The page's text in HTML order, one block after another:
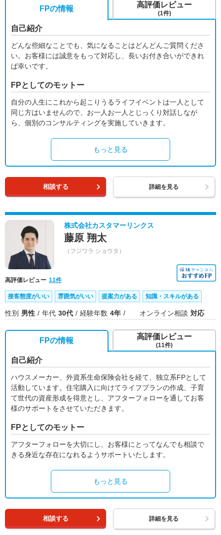
FPの情報
自己紹介
どんな些細なことでも、気になることはどんどんご質問くださ
い。お客様には誠意をもって対応し、長いお付き合いができれ
ば幸いです。
FPとしてのモットー
自分の人生にこれから起こりうるライフイベントは一人として
同じ方はいませんので、お一人お一人とじっくり対話しなが
ら、個別のコンサルティングを実施していきます。
もっと見る
高評価レビュー
(1件)
相談する 詳細を見る
株式会社カスタマーリンクス
藤原 翔太
（フジワラ ショウタ）
高評価レビュー 11件
接客態度がいい 雰囲気がいい 提案力がある 知識・スキルがある
性別 男性 年代 30代 経験年数 4年 オンライン相談 対応
FPの情報
自己紹介
ハウスメーカー、外資系生命保険会社を経て、独立系FPとして
活動しています。住宅購入に向けてライフプランの作成、子育
て世代の資産形成を得意とし、アフターフォローを通してお客
様のサポートをさせていただきます。
FPとしてのモットー
アフターフォローを大切にし、お客様にとってなんでも相談で
きる身近な存在になれるようサポートいたします。
もっと見る
高評価レビュー
(11件)
相談する 詳細を見る